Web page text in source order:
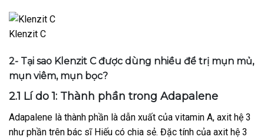
Klenzit C
2- Tại sao Klenzit C được dùng nhiều để trị mụn mủ,
mụn viêm, mụn bọc?
2.1 Lí do 1: Thành phần trong Adapalene
Adapalene là thành phần là dẫn xuất của vitamin A, axit hệ 3
như phần trên bác sĩ Hiếu có chia sẻ. Đặc tính của axit hệ 3